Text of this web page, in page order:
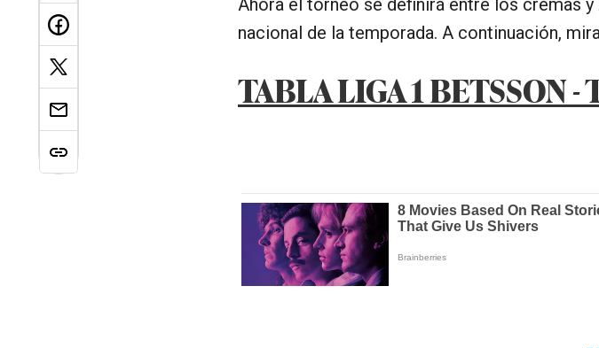
Ahora el torneo se definirá entre los cremas
nacional de la temporada. A continuación,
TABLA LIGA 1 BETSSON